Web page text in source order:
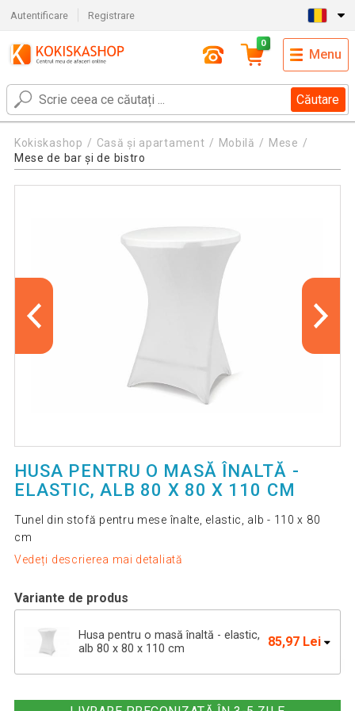
Autentificare Registrare
Căutare
0
Menu
Kokiskashop Casă și apartament Mobilă
Mese
Mese de bar și de bistro
HUSA PENTRU O MASĂ ÎNALTĂ -
ELASTIC, ALB 80 X 80 X 110 CM
Tunel din stofă pentru mese înalte, elastic, alb - 110 x 80
cm
Vedeți descrierea mai detaliată
Variante de produs
Husa pentru o masă înaltă - elastic,
alb 80 x 80 x 110 cm
85,97 Lei